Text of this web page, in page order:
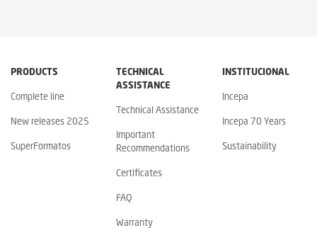
PRODUCTS
Complete line
New releases 2025
SuperFormatos
TECHNICAL
ASSISTANCE
Technical Assistance
Important
Recommendations
Certificates
FAQ
Warranty
INSTITUCIONAL
Incepa
Incepa 70 Years
Sustainability